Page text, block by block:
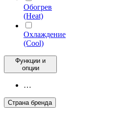
Обогрев
(Heat)
Охлаждение
(Cool)
Функции и
опции
…
Страна бренда